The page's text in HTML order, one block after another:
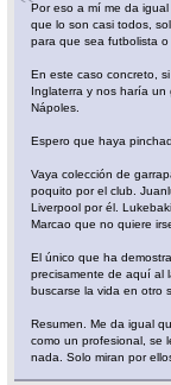
Por eso a mí me da
que lo son casi todos,
para que sea futbolista
En este caso concreto,
Inglaterra y nos haría
Nápoles.
Espero que haya
Vaya colección de
poquito por el club.
Liverpool por él.
Marcao que no quiere
El único que ha
precisamente de aquí al
buscarse la vida en otro
Resumen. Me da igual
como un profesional, se
nada. Solo miran por